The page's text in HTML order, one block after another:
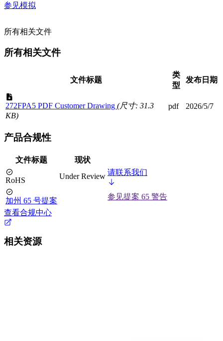
参见模拟
所有相关文件
所有相关文件
文件标题
类
型
发布日期
272FPA5 PDF Customer Drawing (尺寸: 31.3
KB)
pdf 2026/5/7
产品合规性
文件标题 现状
RoHS Under Review 请联系我们
加州 65 号提案
参见提案 65 警告
查看合规中心
相关资源